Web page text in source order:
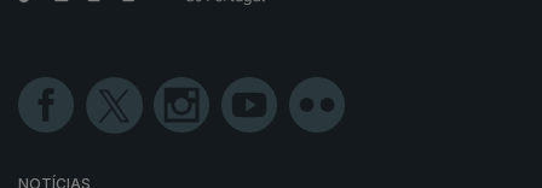
NOTÍCIAS